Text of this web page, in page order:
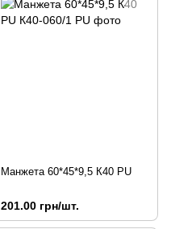
Манжета 60*45*9,5 К40 PU
201.00 грн/шт.